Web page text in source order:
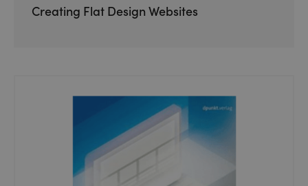
Creating Flat Design Websites